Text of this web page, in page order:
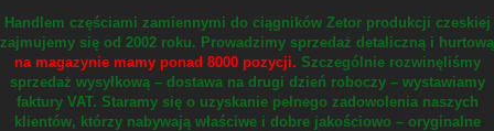
Handlem częściami zamiennymi do ciągników Zetor produkcji czeskiej
zajmujemy się od 2002 roku. Prowadzimy sprzedaż detaliczną i hurtową
na magazynie mamy ponad 8000 pozycji. Szczególnie rozwinęliśmy
sprzedaż wysyłkową – dostawa na drugi dzień roboczy – wystawiamy
faktury VAT. Staramy się o uzyskanie pełnego zadowolenia naszych
klientów, którzy nabywają właściwe i dobre jakościowo – oryginalne